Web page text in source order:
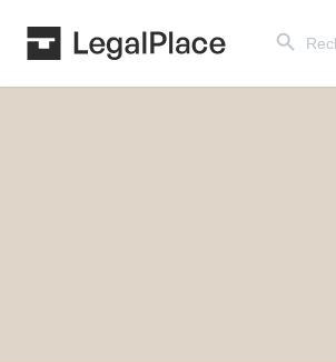
for: